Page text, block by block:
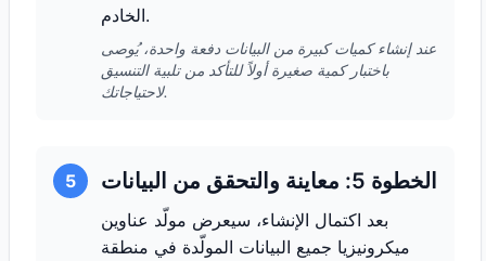
الخادم.
عند إنشاء كميات كبيرة من البيانات دفعة واحدة، يُوصى
باختبار كمية صغيرة أولاً للتأكد من تلبية التنسيق
لاحتياجاتك.
5 الخطوة 5: معاينة والتحقق من البيانات
بعد اكتمال الإنشاء، سيعرض مولّد عناوين
ميكرونيزيا جميع البيانات المولّدة في منطقة